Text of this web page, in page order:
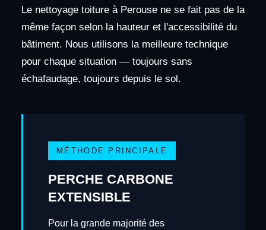
Le nettoyage toiture à Perouse ne se fait pas de la
même façon selon la hauteur et l'accessibilité du
bâtiment. Nous utilisons la meilleure technique
pour chaque situation — toujours sans
échafaudage, toujours depuis le sol.
MÉTHODE PRINCIPALE
PERCHE CARBONE
EXTENSIBLE
Pour la grande majorité des